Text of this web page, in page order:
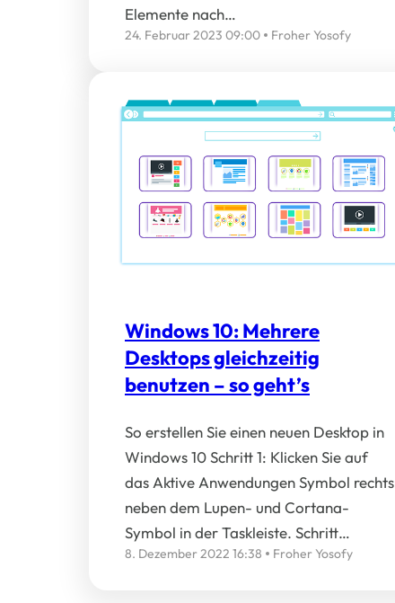
Elemente nach…
24. Februar 2023 09:00 Froher Yosofy
Windows 10: Mehrere
Desktops gleichzeitig
benutzen – so geht’s
So erstellen Sie einen neuen Desktop in
Windows 10 Schritt 1: Klicken Sie auf
das Aktive Anwendungen Symbol rechts
neben dem Lupen- und Cortana-
Symbol in der Taskleiste. Schritt…
8. Dezember 2022 16:38 Froher Yosofy